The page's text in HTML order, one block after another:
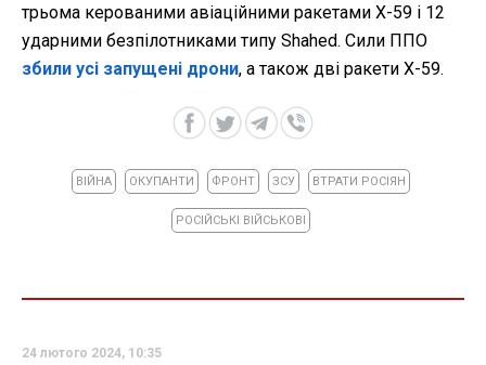
трьома керованими авіаційними ракетами Х-59 і 12
ударними безпілотниками типу Shahed. Сили ППО
збили усі запущені дрони, а також дві ракети Х-59.
ВІЙНА ОКУПАНТИ ФРОНТ ЗСУ ВТРАТИ РОСІЯН
РОСІЙСЬКІ ВІЙСЬКОВІ
24 лютого 2024, 10:35